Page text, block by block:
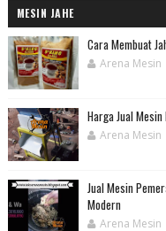
MESIN JAHE
Cara Membuat
Arena Mesin
Harga Jual Mesin
Arena Mesin
Jual Mesin
Modern
Arena Mesin